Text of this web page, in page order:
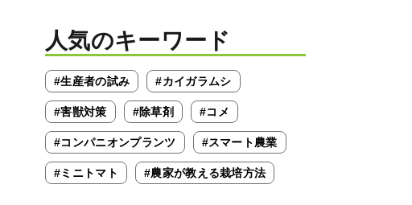
人気のキーワード
#生産者の試み #カイガラムシ
#害獣対策 #除草剤 #コメ
#コンパニオンプランツ #スマート農業
#ミニトマト #農家が教える栽培方法